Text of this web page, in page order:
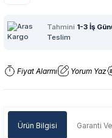
Tahmini 1-3 İş
Teslim
Fiyat Alarmı Yorum Yaz
Ürün Bilgisi Garanti